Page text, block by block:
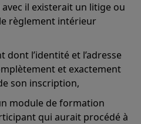
il existerait un litige ou
règlement intérieur
l’identité et l’adresse
et exactement
son inscription,
module de formation
qui aurait procédé à